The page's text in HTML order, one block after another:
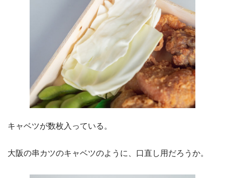
キャベツが数枚入っている。
大阪の串カツのキャベツのように、口直し用だろうか。